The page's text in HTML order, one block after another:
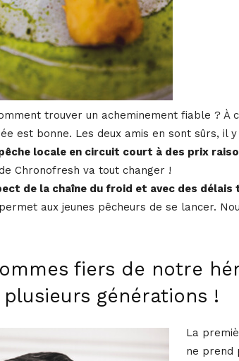
trouver un acheminement fiable ? À
est bonne. Les deux amis en sont sûrs, il
locale en circuit court à des prix
Chronofresh va tout changer !
de la chaîne du froid et avec des
aux jeunes pêcheurs de se lancer.
fiers de notre
générations !
La
ne prend